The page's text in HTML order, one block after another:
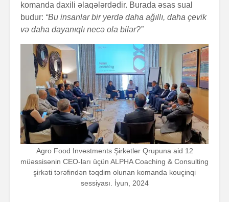
komanda daxili əlaqələrdədir. Burada əsas sual
budur: “Bu insanlar bir yerdə daha ağıllı, daha çevik
və daha dayanıqlı necə ola bilər?”
Agro Food Investments Şirkətlər Qrupuna aid 12
müəssisənin CEO-ları üçün ALPHA Coaching & Consulting
şirkəti tərəfindən təqdim olunan komanda kouçinqi
sessiyası. İyun, 2024
Zaman keçir,